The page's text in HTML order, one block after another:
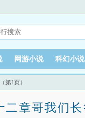
网游小说 科幻小说
第1页）
二章哥我们长